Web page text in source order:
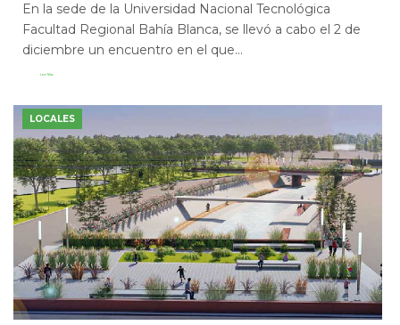
En la sede de la Universidad Nacional Tecnológica
Facultad Regional Bahía Blanca, se llevó a cabo el 2 de
diciembre un encuentro en el que...
Leer Más
LOCALES